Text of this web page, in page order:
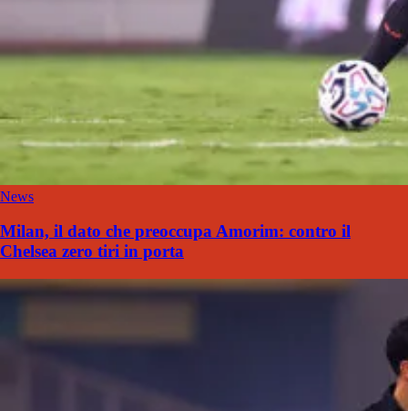
News
Milan, il dato che preoccupa Amorim: contro il
Chelsea zero tiri in porta